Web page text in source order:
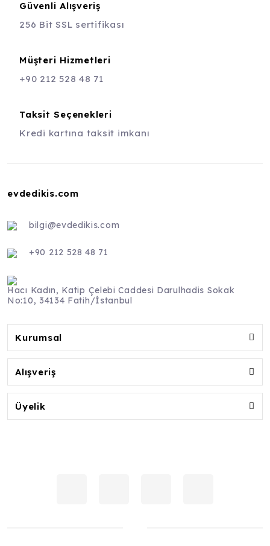
Güvenli Alışveriş
256 Bit SSL sertifikası
Müşteri Hizmetleri
+90 212 528 48 71
Taksit Seçenekleri
Kredi kartına taksit imkanı
evdedikis.com
bilgi@evdedikis.com
+90 212 528 48 71
Hacı Kadın, Katip Çelebi Caddesi Darulhadis Sokak
No:10, 34134 Fatih/İstanbul
Kurumsal
Alışveriş
Üyelik